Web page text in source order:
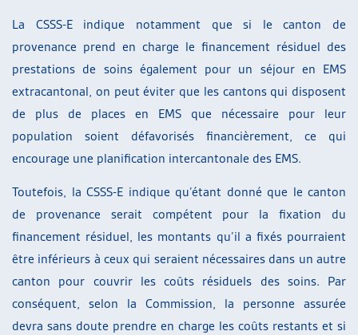
La CSSS-E indique notamment que si le canton de
provenance prend en charge le financement résiduel des
prestations de soins également pour un séjour en EMS
extracantonal, on peut éviter que les cantons qui disposent
de plus de places en EMS que nécessaire pour leur
population soient défavorisés financièrement, ce qui
encourage une planification intercantonale des EMS.
Toutefois, la CSSS-E indique qu’étant donné que le canton
de provenance serait compétent pour la fixation du
financement résiduel, les montants qu’il a fixés pourraient
être inférieurs à ceux qui seraient nécessaires dans un autre
canton pour couvrir les coûts résiduels des soins. Par
conséquent, selon la Commission, la personne assurée
devra sans doute prendre en charge les coûts restants et si